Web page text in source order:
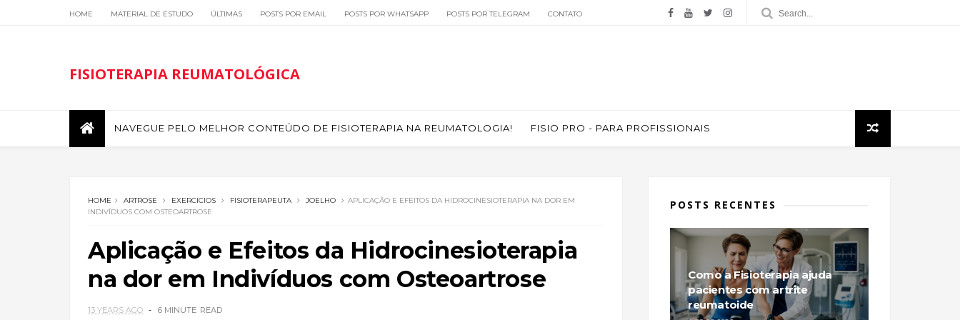
HOME MATERIAL DE ESTUDO ÚLTIMAS POSTS POR EMAIL POSTS POR WHATSAPP POSTS POR TELEGRAM CONTATO
FISIOTERAPIA REUMATOLÓGICA
NAVEGUE PELO MELHOR CONTEÚDO DE FISIOTERAPIA NA REUMATOLOGIA! FISIO PRO - PARA PROFISSIONAIS
HOME ARTROSE EXERCICIOS FISIOTERAPEUTA JOELHO
APLICAÇÃO E EFEITOS DA HIDROCINESIOTERAPIA NA DOR EM
INDIVÍDUOS COM OSTEOARTROSE
Aplicação e Efeitos da Hidrocinesioterapia
na dor em Indivíduos com Osteoartrose
13 YEARS AGO 6 MINUTE READ
POSTS RECENTES
Como a Fisioterapia ajuda
pacientes com artrite
reumatoide